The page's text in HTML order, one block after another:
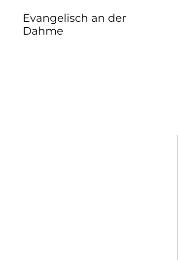
Evangelisch an der
Dahme